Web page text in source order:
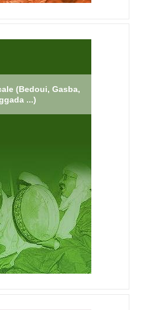
(Bedoui, Gasba,
...)